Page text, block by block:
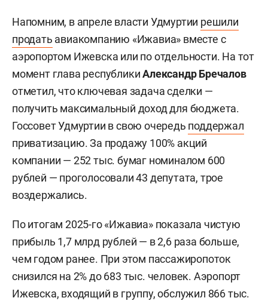
Напомним, в апреле власти Удмуртии решили
продать авиакомпанию «Ижавиа» вместе с
аэропортом Ижевска или по отдельности. На тот
момент глава республикиАлександр Бречалов
отметил, что ключевая задача сделки —
получить максимальный доход для бюджета.
Госсовет Удмуртии в свою очередь поддержал
приватизацию. За продажу 100% акций
компании — 252 тыс. бумаг номиналом 600
рублей — проголосовали 43 депутата, трое
воздержались.
По итогам 2025-го «Ижавиа» показала чистую
прибыль 1,7 млрд рублей — в 2,6 раза больше,
чем годом ранее. При этом пассажиропоток
снизился на 2% до 683 тыс. человек. Аэропорт
Ижевска, входящий в группу, обслужил 866 тыс.